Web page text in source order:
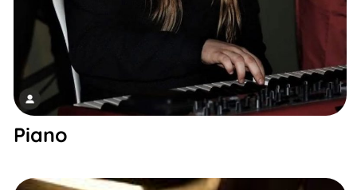
Piano